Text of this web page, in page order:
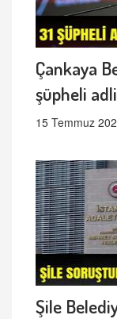
Çankaya
şüpheli
15 Temmuz
Şile